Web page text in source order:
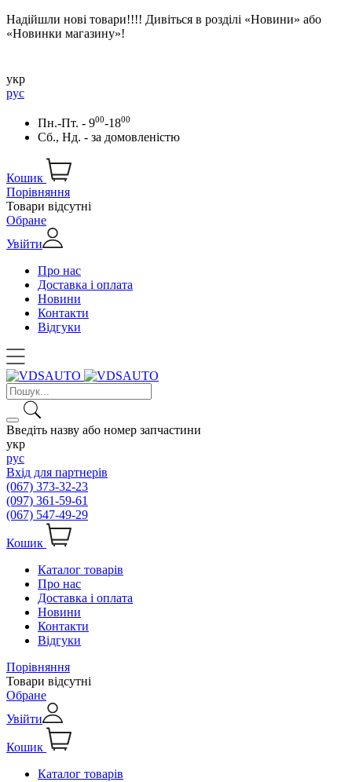
Надійшли нові товари!!!! Дивіться в розділі «Новини» або
«Новинки магазину»!
укр
рус
Пн.-Пт. - 900-1800
Сб., Нд. - за домовленістю
Кошик
Порівняння
Товари відсутні
Обране
Увійти
Про нас
Доставка і оплата
Новини
Контакти
Відгуки
Введіть назву або номер запчастини
укр
рус
Вхід для партнерів
(067) 373-32-23
(097) 361-59-61
(067) 547-49-29
Кошик
Каталог товарів
Про нас
Доставка і оплата
Новини
Контакти
Відгуки
Порівняння
Товари відсутні
Обране
Увійти
Кошик
Каталог товарів